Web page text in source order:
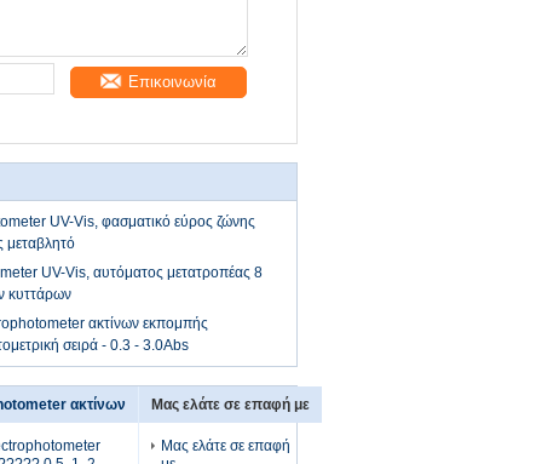
Επικοινωνία
UV-Vis, φασματικό εύρος ζώνης
μεταβλητό
UV-Vis, αυτόματος μετατροπέας 8
κυττάρων
ακτίνων εκπομπής
σειρά - 0.3 - 3.0Abs
ακτίνων Μας ελάτε σε επαφή με
Μας ελάτε σε επαφή